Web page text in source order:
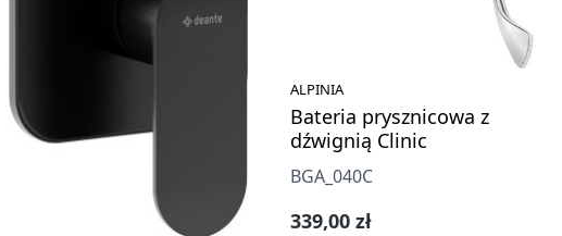
ALPINIA
Bateria prysznicowa z
dźwignią Clinic
BGA_040C
Cena regularna:
339,00 zł